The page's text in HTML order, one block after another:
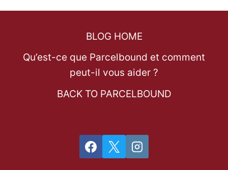
BLOG HOME
Qu’est-ce que Parcelbound et comment
peut-il vous aider ?
BACK TO PARCELBOUND